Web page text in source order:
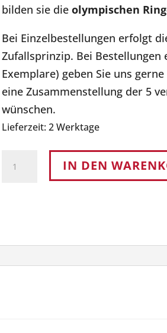
bilden sie die olympischen
Bei Einzelbestellungen erfolgt
Zufallsprinzip. Bei Bestellungen
Exemplare) geben Sie uns
eine Zusammenstellung der 5
wünschen.
Lieferzeit: 2 Werktage
ZU
DEN
IN DEN